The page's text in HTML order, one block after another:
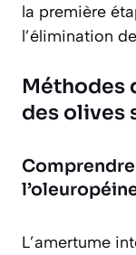
la première
l’élimination
Méthodes
des olives
L’amertume